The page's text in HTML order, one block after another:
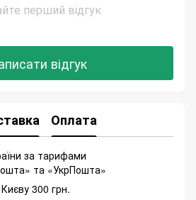
перший відгук
відгук
Оплата
за тарифами
та «УкрПошта»
300 грн.